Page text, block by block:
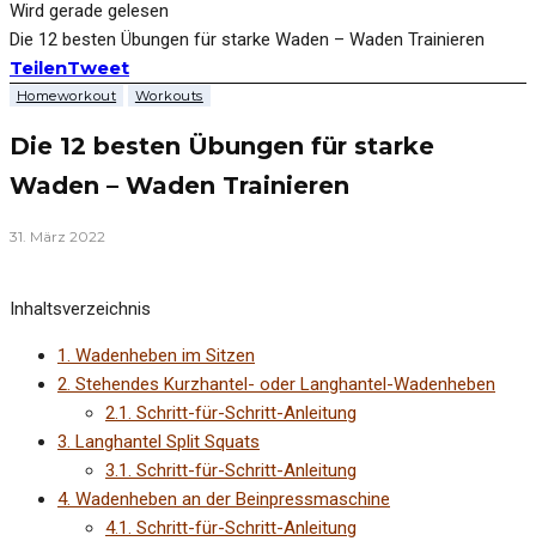
Wird gerade gelesen
Die 12 besten Übungen für starke Waden – Waden Trainieren
TeilenTweet
Homeworkout Workouts
Die 12 besten Übungen für starke
Waden – Waden Trainieren
31. März 2022
Inhaltsverzeichnis
1. Wadenheben im Sitzen
2. Stehendes Kurzhantel- oder Langhantel-Wadenheben
2.1. Schritt-für-Schritt-Anleitung
3. Langhantel Split Squats
3.1. Schritt-für-Schritt-Anleitung
4. Wadenheben an der Beinpressmaschine
4.1. Schritt-für-Schritt-Anleitung